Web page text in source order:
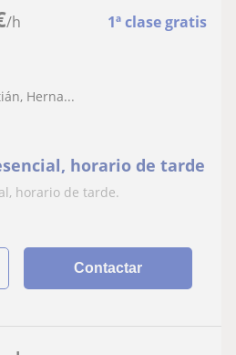
/h 1ª clase gratis
Herna...
horario de tarde
horario de tarde.
Contactar